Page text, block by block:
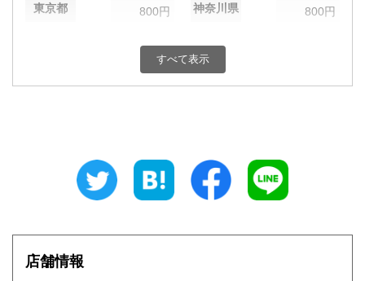
東京都 800円 神奈川県 800円
800円 富山県
800円 三重県
大阪府
すべて表示
店舗情報